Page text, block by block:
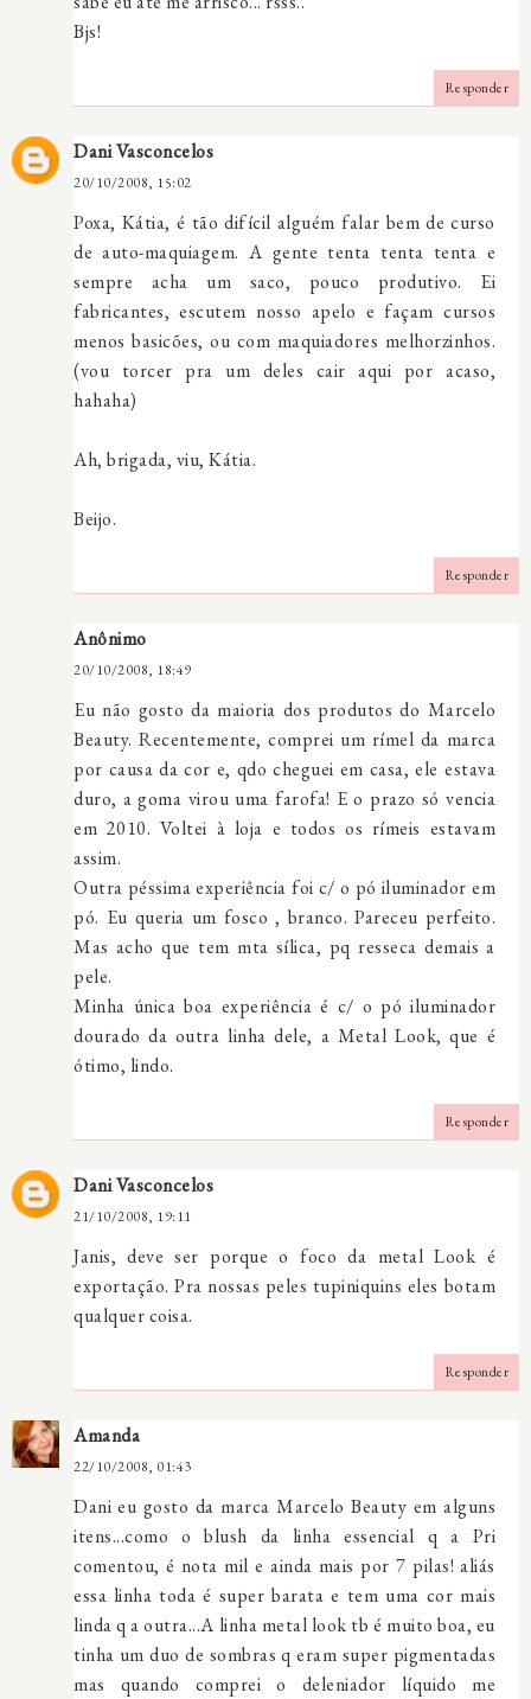
Bjs!
Responder
Dani Vasconcelos
20/10/2008, 15:02
Poxa, Kátia, é tão difícil alguém falar bem de curso
de auto-maquiagem. A gente tenta tenta tenta e
sempre acha um saco, pouco produtivo. Ei
fabricantes, escutem nosso apelo e façam cursos
menos basicões, ou com maquiadores melhorzinhos.
(vou torcer pra um deles cair aqui por acaso,
hahaha)
Ah, brigada, viu, Kátia.
Beijo.
Responder
Anônimo
20/10/2008, 18:49
Eu não gosto da maioria dos produtos do Marcelo
Beauty. Recentemente, comprei um rímel da marca
por causa da cor e, qdo cheguei em casa, ele estava
duro, a goma virou uma farofa! E o prazo só vencia
em 2010. Voltei à loja e todos os rímeis estavam
assim.
Outra péssima experiência foi c/ o pó iluminador em
pó. Eu queria um fosco , branco. Pareceu perfeito.
Mas acho que tem mta sílica, pq resseca demais a
pele.
Minha única boa experiência é c/ o pó iluminador
dourado da outra linha dele, a Metal Look, que é
ótimo, lindo.
Responder
Dani Vasconcelos
21/10/2008, 19:11
Janis, deve ser porque o foco da metal Look é
exportação. Pra nossas peles tupiniquins eles botam
qualquer coisa.
Responder
Amanda
22/10/2008, 01:43
Dani eu gosto da marca Marcelo Beauty em alguns
itens...como o blush da linha essencial q a Pri
comentou, é nota mil e ainda mais por 7 pilas! aliás
essa linha toda é super barata e tem uma cor mais
linda q a outra...A linha metal look tb é muito boa, eu
tinha um duo de sombras q eram super pigmentadas
mas quando comprei o deleniador líquido me